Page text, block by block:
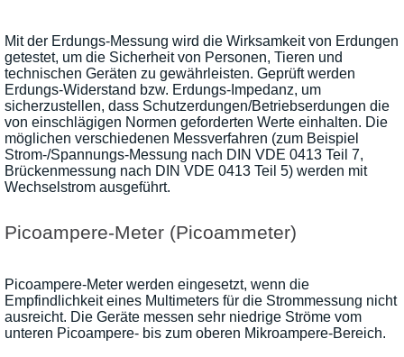
Mit der Erdungs-Messung wird die Wirksamkeit von Erdungen
getestet, um die Sicherheit von Personen, Tieren und
technischen Geräten zu gewährleisten. Geprüft werden
Erdungs-Widerstand bzw. Erdungs-Impedanz, um
sicherzustellen, dass Schutzerdungen/Betriebserdungen die
von einschlägigen Normen geforderten Werte einhalten. Die
möglichen verschiedenen Messverfahren (zum Beispiel
Strom-/Spannungs-Messung nach DIN VDE 0413 Teil 7,
Brückenmessung nach DIN VDE 0413 Teil 5) werden mit
Wechselstrom ausgeführt.
Picoampere-Meter (Picoammeter)
Picoampere-Meter werden eingesetzt, wenn die
Empfindlichkeit eines Multimeters für die Strommessung nicht
ausreicht. Die Geräte messen sehr niedrige Ströme vom
unteren Picoampere- bis zum oberen Mikroampere-Bereich.